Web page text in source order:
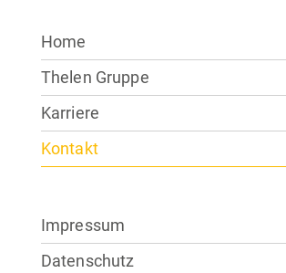
Home
Thelen Gruppe
Karriere
Kontakt
Impressum
Datenschutz